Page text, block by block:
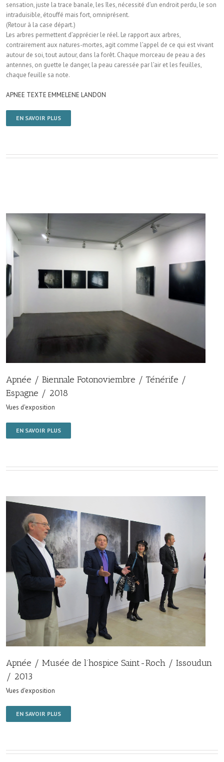
sensation, juste la trace banale, les îles, nécessité d’un endroit perdu, le son
intraduisible, étouffé mais fort, omniprésent.
(Retour à la case départ.)
Les arbres permettent d’apprécier le réel. Le rapport aux arbres,
contrairement aux natures-mortes, agit comme l’appel de ce qui est vivant
autour de soi, tout autour, dans la forêt. Chaque morceau de peau a des
antennes, on guette le danger, la peau caressée par l’air et les feuilles,
chaque feuille sa note.
APNEE TEXTE EMMELENE LANDON
EN SAVOIR PLUS
Apnée / Biennale Fotonoviembre / Ténérife /
Espagne / 2018
Vues d'exposition
EN SAVOIR PLUS
Apnée / Musée de l’hospice Saint-Roch / Issoudun
/ 2013
Vues d'exposition
EN SAVOIR PLUS